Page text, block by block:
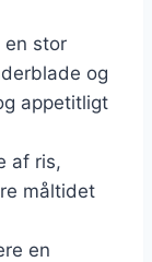
stor
og
appetitligt
af ris,
måltidet
en